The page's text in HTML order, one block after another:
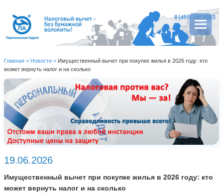
Главная > Новости > Имущественный вычет при покупке жилья в 2026 году: кто
может вернуть налог и на сколько
19.06.2026
Имущественный вычет при покупке жилья в 2026 году: кто
может вернуть налог и на сколько